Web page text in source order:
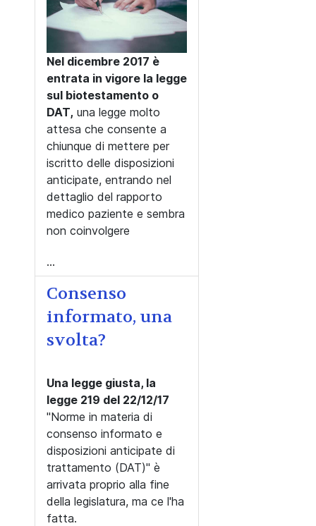
Nel dicembre 2017 è
entrata in vigore la legge
sul biotestamento o
DAT, una legge molto
attesa che consente a
chiunque di mettere per
iscritto delle disposizioni
anticipate, entrando nel
dettaglio del rapporto
medico paziente e sembra
non coinvolgere
...
Consenso
informato, una
svolta?
Una legge giusta, la
legge 219 del 22/12/17
"Norme in materia di
consenso informato e
disposizioni anticipate di
trattamento (DAT)" è
arrivata proprio alla fine
della legislatura, ma ce l'ha
fatta.